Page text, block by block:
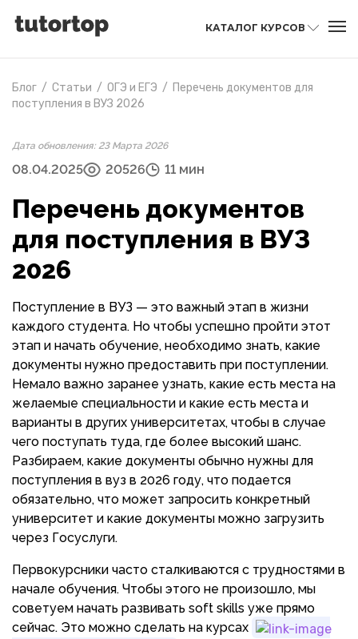
КАТАЛОГ КУРСОВ
Блог / Статьи / ОГЭ и ЕГЭ / Перечень документов для
поступления в ВУЗ 2026
Дата обновления: 23 Марта 2026
08.04.2025 20526 11 мин
Перечень документов
для поступления в ВУЗ
2026
Поступление в ВУЗ — это важный этап в жизни
каждого студента. Но чтобы успешно пройти этот
этап и начать обучение, необходимо знать, какие
документы нужно предоставить при поступлении.
Немало важно заранее узнать, какие есть места на
желаемые специальности и какие есть места и
варианты в других университетах, чтобы в случае
чего поступать туда, где более высокий шанс.
Разбираем, какие документы обычно нужны для
поступления в вуз в 2026 году, что подается
обязательно, что может запросить конкретный
университет и какие документы можно загрузить
через Госуслуги.
Первокурсники часто сталкиваются с трудностями в
начале обучения. Чтобы этого не произошло, мы
советуем начать развивать soft skills уже прямо
сейчас. Это можно сделать на курсах